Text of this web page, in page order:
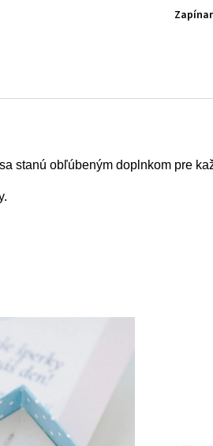
stanú obľúbeným doplnkom pre